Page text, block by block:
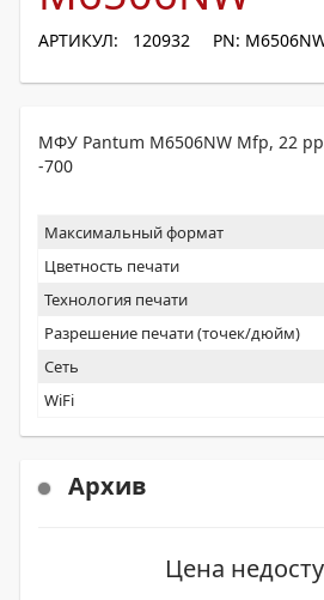
АРТИКУЛ: 120932 PN:
МФУ Pantum M6506NW Mfp, 22
-700
Максимальный формат
Цветность печати
Технология печати
Разрешение печати (точек/дюйм)
Сеть
WiFi
Архив
Цена